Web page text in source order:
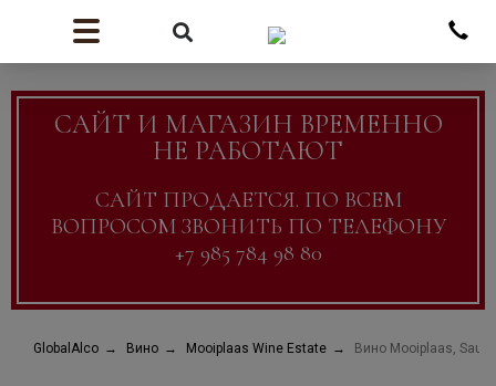
САЙТ И МАГАЗИН ВРЕМЕННО
НЕ РАБОТАЮТ
САЙТ ПРОДАЕТСЯ. ПО ВСЕМ
ВОПРОСОМ ЗВОНИТЬ ПО ТЕЛЕФОНУ
+7 985 784 98 80
GlobalAlco Вино Mooiplaas Wine Estate Вино Mooiplaas,